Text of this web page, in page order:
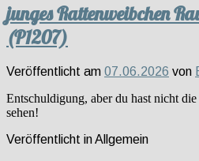
junges Rattenweibchen
(P1207)
Veröffentlicht am 07.06.2026 von
Entschuldigung, aber du hast nicht
sehen!
Veröffentlicht inAllgemein